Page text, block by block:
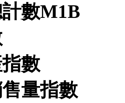
數M1B
數
量指數